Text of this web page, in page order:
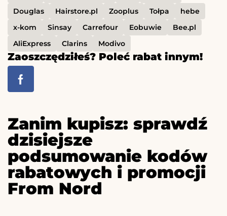
Douglas
Hairstore.pl Zooplus Tołpa
hebe
x-kom
Sinsay Carrefour Eobuwie
Bee.pl
AliExpress
Clarins Modivo
Zaoszczędziłeś? Poleć rabat innym!
Zanim kupisz: sprawdź
dzisiejsze
podsumowanie kodów
rabatowych i promocji
From Nord